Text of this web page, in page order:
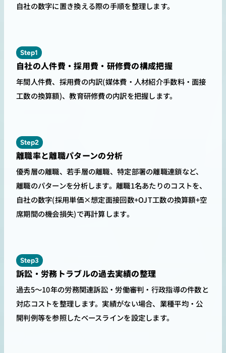
自社の数字に置き換える際の手順を整理します。
Step1
自社の人件費・採用費・研修費の構成把握
年間人件費、採用費の内訳(媒体費・人材紹介手数料・面接
工数の換算額)、教育研修費の内訳を把握します。
Step2
離職率と離職パターンの分析
優秀層の離職、若手層の離職、特定部署の離職連鎖など、
離職のパターンを分析します。離職1名あたりのコストを、
自社の数字(採用単価×想定面接回数+OJT工数の換算額+空
席期間の機会損失)で再計算します。
Step3
訴訟・労務トラブルの過去実績の整理
過去5〜10年の労務関連訴訟・労働審判・行政指導の件数と
対応コストを整理します。実績がない場合、業種平均・公
開判例等を参照したベースラインを設定します。